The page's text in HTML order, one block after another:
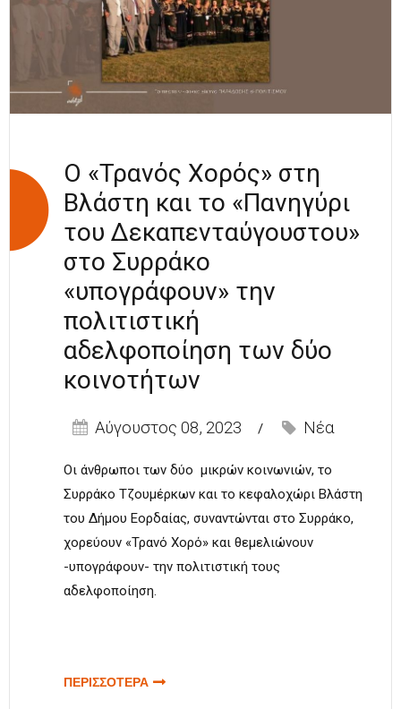
Ο «Τρανός Χορός» στη
Βλάστη και το «Πανηγύρι
του Δεκαπενταύγουστου»
στο Συρράκο
«υπογράφουν» την
πολιτιστική
αδελφοποίηση των δύο
κοινοτήτων
Αύγουστος 08, 2023 Νέα
Οι άνθρωποι των δύο μικρών κοινωνιών, το
Συρράκο Τζουμέρκων και το κεφαλοχώρι Βλάστη
του Δήμου Εορδαίας, συναντώνται στο Συρράκο,
χορεύουν «Τρανό Χορό» και θεμελιώνουν
-υπογράφουν- την πολιτιστική τους
αδελφοποίηση.
ΠΕΡΙΣΣΟΤΕΡΑ ΓΙΑ Ο «ΤΡΑΝΟΣ ΧΟΡΟΣ»